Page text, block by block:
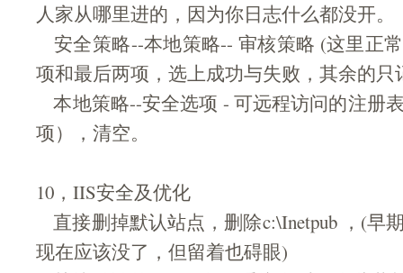
人家从哪里进的，因为你日志什么都没开。
安全策略--本地策略-- 审核策略 (这里正
项和最后两项，选上成功与失败，其余的只
本地策略--安全选项 - 可远程访问的注册
项），清空。
10，IIS安全及优化
直接删掉默认站点，删除c:\Inetpub ，(早
现在应该没了，但留着也碍眼)